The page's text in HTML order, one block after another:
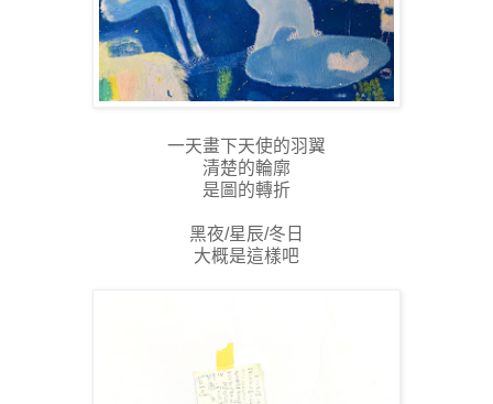
一天畫下天使的羽翼
清楚的輪廓
是圖的轉折
黑夜/星辰/冬日
大概是這樣吧